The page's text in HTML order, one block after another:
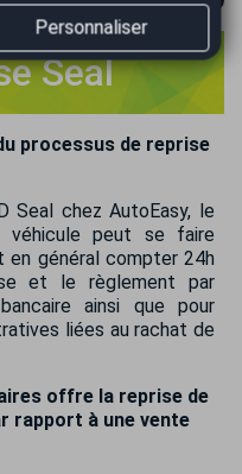
Seal
processus de reprise
Seal chez AutoEasy, le
peut se faire
en général compter 24h
et le règlement par
ainsi que pour
liées au rachat de
offre la reprise de
rapport à une vente
Personnaliser